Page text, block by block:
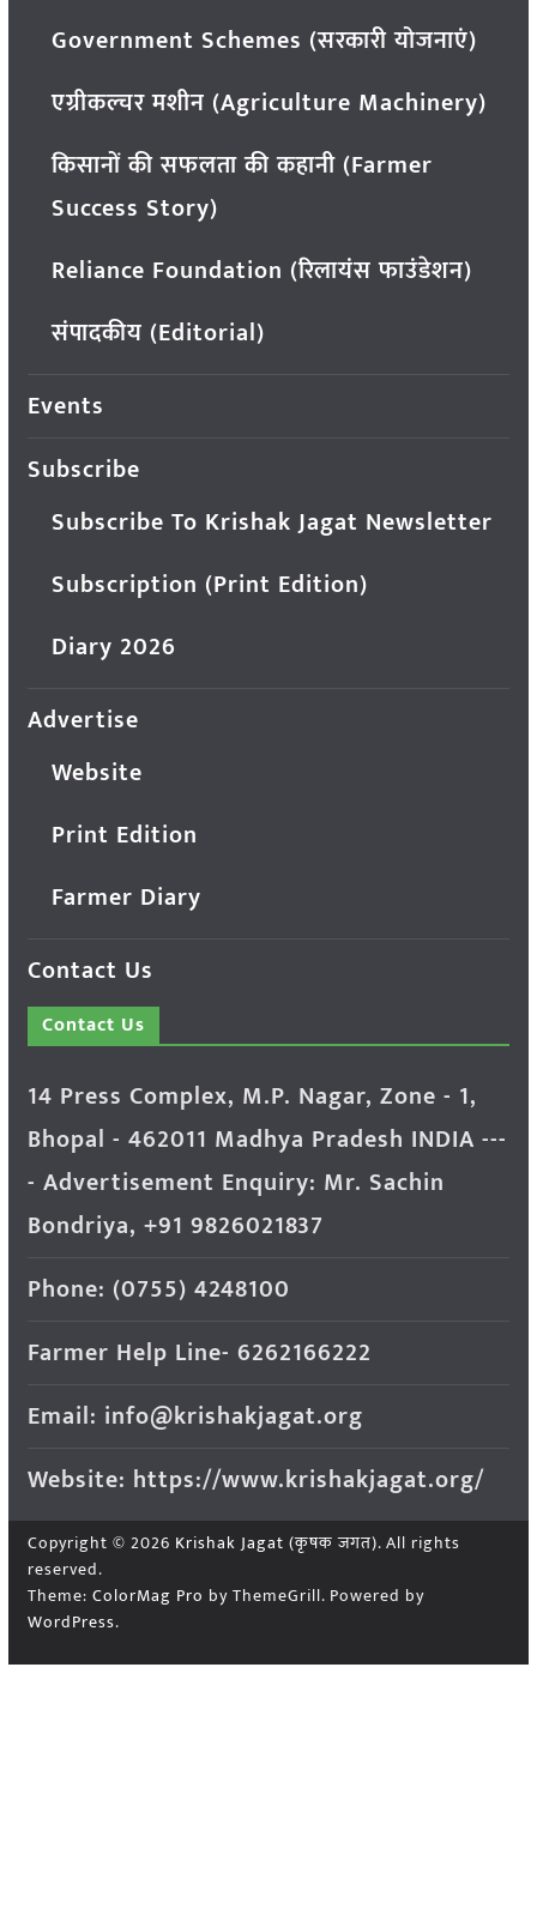
Government Schemes (सरकारी योजनाएं)
एग्रीकल्चर मशीन (Agriculture Machinery)
किसानों की सफलता की कहानी (Farmer
Success Story)
Reliance Foundation (रिलायंस फाउंडेशन)
संपादकीय (Editorial)
Events
Subscribe
Subscribe To Krishak Jagat Newsletter
Subscription (Print Edition)
Diary 2026
Advertise
Website
Print Edition
Farmer Diary
Contact Us
Contact Us
14 Press Complex, M.P. Nagar, Zone - 1,
Bhopal - 462011 Madhya Pradesh INDIA ---
- Advertisement Enquiry: Mr. Sachin
Bondriya, +91 9826021837
Phone: (0755) 4248100
Farmer Help Line- 6262166222
Email: info@krishakjagat.org
Website: https://www.krishakjagat.org/
Copyright © 2026 Krishak Jagat (कृषक जगत). All rights
reserved.
Theme: ColorMag Pro by ThemeGrill. Powered by
WordPress.